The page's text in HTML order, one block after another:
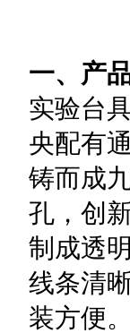
一、产
实验台
央配有
铸而成
孔，创
制成透
线条清
装方便